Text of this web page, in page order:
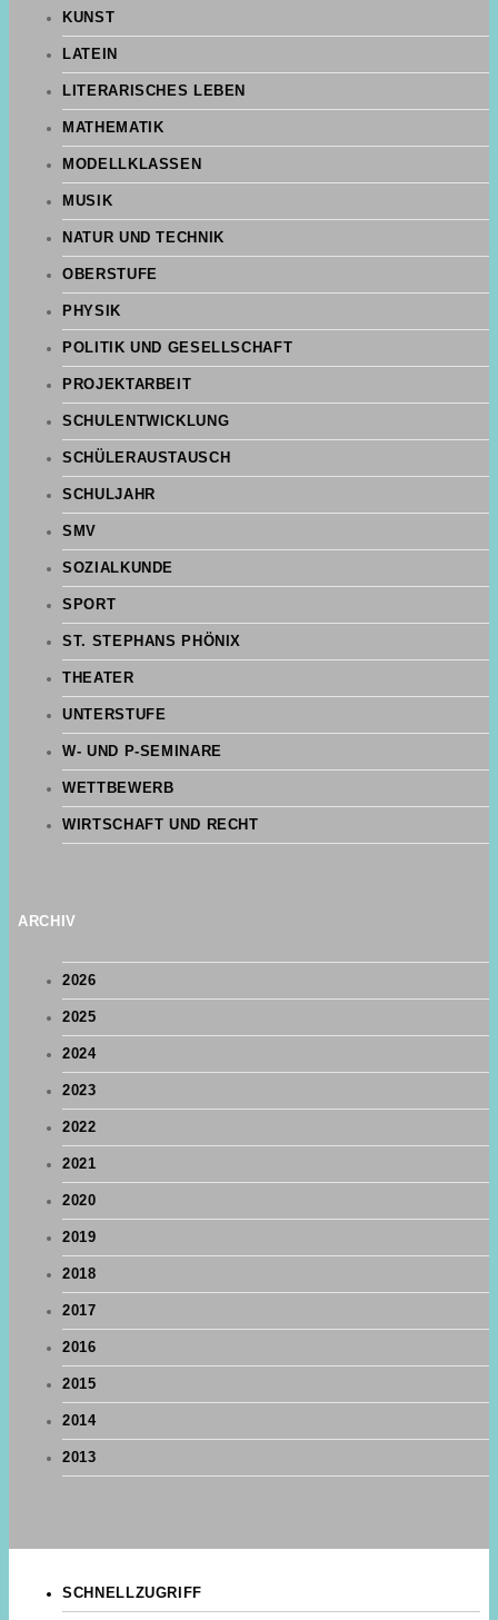
KUNST
LATEIN
LITERARISCHES LEBEN
MATHEMATIK
MODELLKLASSEN
MUSIK
NATUR UND TECHNIK
OBERSTUFE
PHYSIK
POLITIK UND GESELLSCHAFT
PROJEKTARBEIT
SCHULENTWICKLUNG
SCHÜLERAUSTAUSCH
SCHULJAHR
SMV
SOZIALKUNDE
SPORT
ST. STEPHANS PHÖNIX
THEATER
UNTERSTUFE
W- UND P-SEMINARE
WETTBEWERB
WIRTSCHAFT UND RECHT
ARCHIV
2026
2025
2024
2023
2022
2021
2020
2019
2018
2017
2016
2015
2014
2013
SCHNELLZUGRIFF